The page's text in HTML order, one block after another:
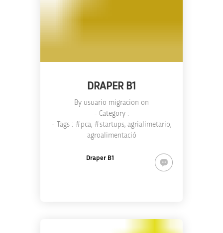
DRAPER B1
By usuario migracion on
- Category :
- Tags : #pca, #startups, agrialimetario,
agroalimentació
Draper B1